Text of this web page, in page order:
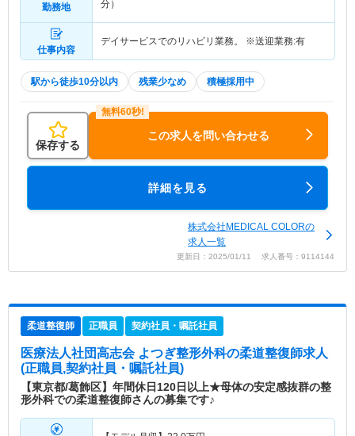
勤務地
分）
仕事内容
デイサービスでのリハビリ業務。 ※送迎業務:有
駅から徒歩10分以内 残業少なめ 積極採用中
保存する
この求人を問い合わせる
詳細を見る
株式会社MEDICAL COLORの
求人一覧
更新日：2025/01/11 求人番号：9114144
柔道整復師 正職員 契約社員・嘱託社員
医療法人社団高志会 よつぎ整形外科の柔道整復師求人
(正職員,契約社員・嘱託社員)
【東京都/葛飾区】年間休日120日以上★母体の安定感抜群の整
形外科での柔道整復師さんの募集です♪